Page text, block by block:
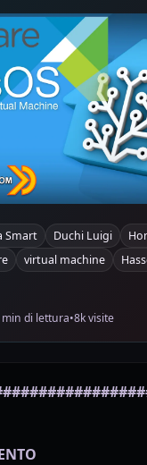
Smart Duchi Luigi
virtual machine
min di lettura•8k visite